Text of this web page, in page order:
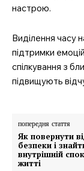
настрою.
Виділення часу
підтримки
спілкування з
підвищують
попередня стаття
Як повернути
безпеки і
внутрішній
житті